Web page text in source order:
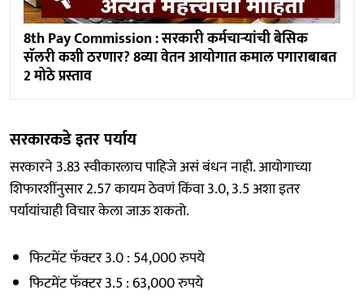
8th Pay Commission : सरकारी कर्मचाऱ्यांची बेसिक
सॅलरी कशी ठरणार? 8व्या वेतन आयोगात कमाल पगाराबाबत
2 मोठे प्रस्ताव
सरकारकडे इतर पर्याय
सरकारने 3.83 स्वीकारलाच पाहिजे असं बंधन नाही. आयोगाच्या
शिफारशींनुसार 2.57 कायम ठेवणं किंवा 3.0, 3.5 अशा इतर
पर्यायांचाही विचार केला जाऊ शकतो.
फिटमेंट फॅक्टर 3.0 : 54,000 रुपये
फिटमेंट फॅक्टर 3.5 : 63,000 रुपये